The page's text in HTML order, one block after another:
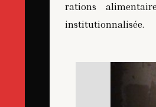
rations
institutionnalisée.